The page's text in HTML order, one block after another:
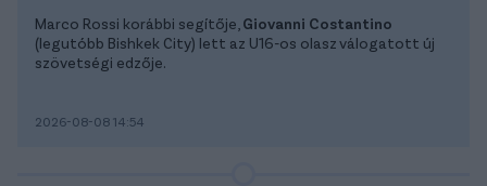
Marco Rossi korábbi segítője, Giovanni Costantino
(legutóbb Bishkek City) lett az U16-os olasz válogatott új
szövetségi edzője.
2026-08-08 14:54